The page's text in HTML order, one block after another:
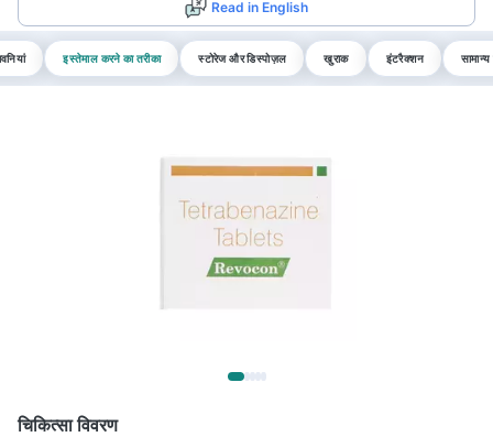
Read in English
इस्तेमाल करने का तरीका स्टोरेज और डिस्पोज़ल खुराक इंटरैक्शन
चिकित्सा विवरण